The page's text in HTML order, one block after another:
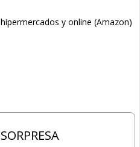
y online (Amazon)